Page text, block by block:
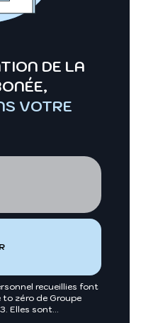
DE LA
VOTRE
recueillies font
to zéro de Groupe
Elles sont